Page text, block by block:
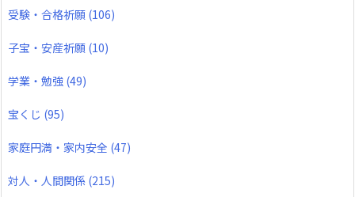
受験・合格祈願 (106)
子宝・安産祈願 (10)
学業・勉強 (49)
宝くじ (95)
家庭円満・家内安全 (47)
対人・人間関係 (215)